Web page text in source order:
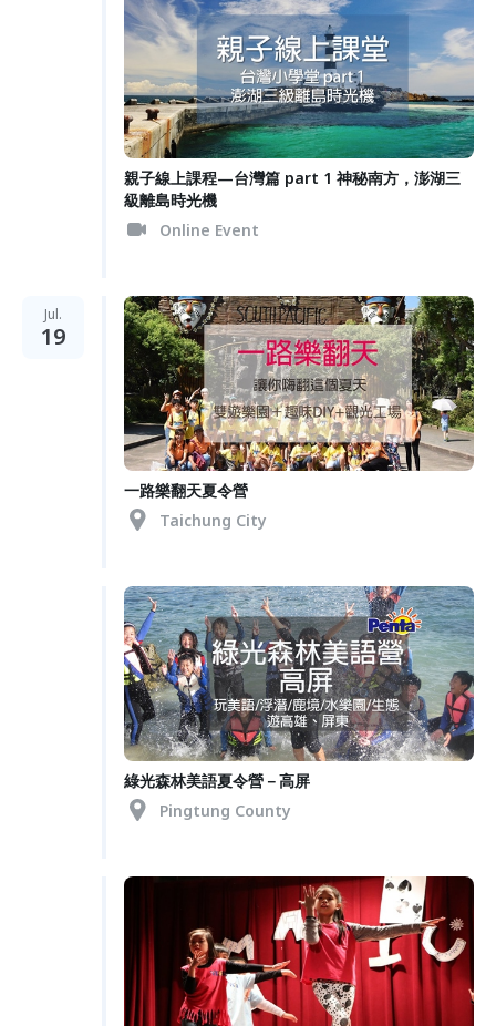
親子線上課程—台灣篇 part 1 神秘南方，澎湖三
級離島時光機
Online Event
Jul.
19
一路樂翻天夏令營
Taichung City
綠光森林美語夏令營－高屏
Pingtung County